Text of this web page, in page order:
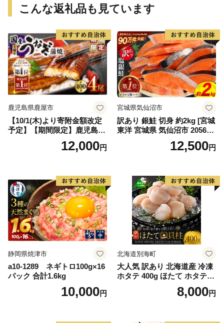
こんな返礼品も見ています
鹿児島県鹿屋市
【10/1(木)より寄附金額改定
予定】【期間限定】鹿児島県
大隅産うなぎ蒲焼4尾（400
g） KN007-02312,000円
宮城県気仙沼市
訳あり 銀鮭 切身 約2kg [宮城
東洋 宮城県 気仙沼市 205649
91] 鮭 魚介類 海鮮 訳アリ 規
格外 不揃い さけ サケ 鮭切身
切り身 魚 わけあり
12,500円
静岡県焼津市
a10-1289 ネギトロ100g×16
パック 合計1.6kg
10,000円
北海道別海町
大人気 訳あり 北海道産 冷凍
ホタテ 400g ほたて ホタテ
8,000円